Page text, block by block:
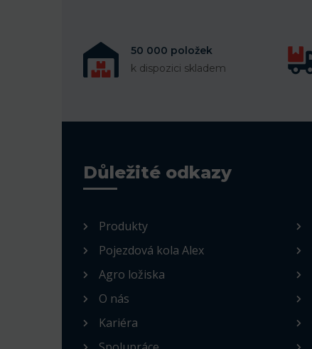
50 000 položek
k dispozici skladem
Důležité odkazy
Produkty
Pojezdová kola Alex
Agro ložiska
O nás
Kariéra